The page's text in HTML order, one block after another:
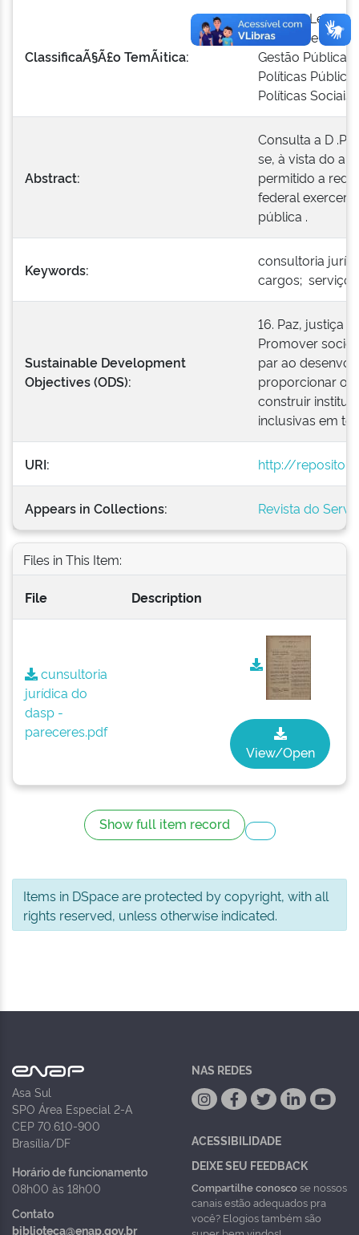
ClassificaÃ§Ã£o TemÃ¡tica:
Direito e
Gestão de
Gestão Pública
Políticas
Políticas Sociais
Abstract:
Consulta a D .P
se, à vista do
permitido a
federal exercer
pública .
Keywords:
consultoria
cargos; serviço
Sustainable Development
Objectives (ODS):
16. Paz, justiça
Promover
par ao
proporcionar o
construir
inclusivas em
URI: http://
Appears in Collections: Revista do
Files in This Item:
File Description
cunsultoria
jurídica do
dasp -
pareceres.pdf
View/Open
Show full item record
Items in DSpace are protected by copyright, with all
rights reserved, unless otherwise indicated.
Asa Sul
SPO Área Especial 2-A
CEP 70.610-900
Brasília/DF
Horário de funcionamento
08h00 às 18h00
Contato
biblioteca@enap.gov.br
NAS REDES
ACESSIBILIDADE
DEIXE SEU FEEDBACK
Compartilhe conoscose nossos
canais estão adequados pra
você? Elogios também são